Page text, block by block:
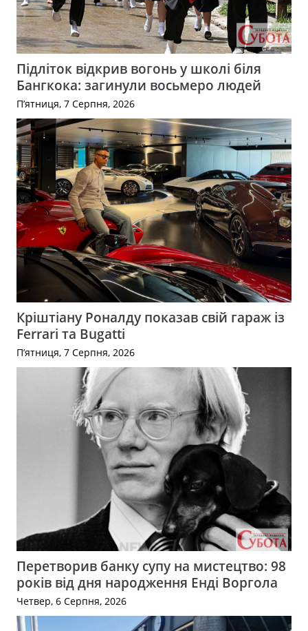
Підліток відкрив вогонь у школі біля
Бангкока: загинули восьмеро людей
П’ятниця, 7 Серпня, 2026
Кріштіану Роналду показав свій гараж із
Ferrari та Bugatti
П’ятниця, 7 Серпня, 2026
Перетворив банку супу на мистецтво: 98
років від дня народження Енді Воргола
Четвер, 6 Серпня, 2026